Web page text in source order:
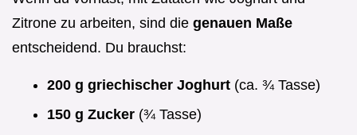
Zitrone zu arbeiten, sind die genauen Maße
entscheidend. Du brauchst:
200 g griechischer Joghurt (ca. ¾ Tasse)
150 g Zucker (¾ Tasse)